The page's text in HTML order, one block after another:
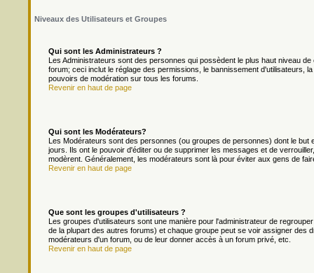
Niveaux des Utilisateurs et Groupes
Qui sont les Administrateurs ?
Les Administrateurs sont des personnes qui possèdent le plus haut niveau
forum; ceci inclut le réglage des permissions, le bannissement d'utilisateurs,
pouvoirs de modération sur tous les forums.
Revenir en haut de page
Qui sont les Modérateurs?
Les Modérateurs sont des personnes (ou groupes de personnes) dont le
jours. Ils ont le pouvoir d'éditer ou de supprimer les messages et de
modèrent. Généralement, les modérateurs sont là pour éviter aux gens de
Revenir en haut de page
Que sont les groupes d'utilisateurs ?
Les groupes d'utilisateurs sont une manière pour l'administrateur de
de la plupart des autres forums) et chaque groupe peut se voir assigner des
modérateurs d'un forum, ou de leur donner accès à un forum privé, etc.
Revenir en haut de page